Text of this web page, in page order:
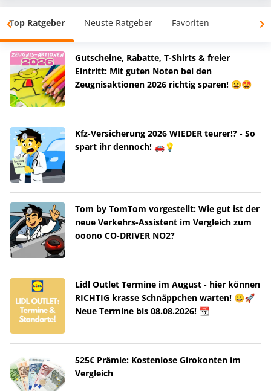
Top Ratgeber Neuste Ratgeber Favoriten
Gutscheine, Rabatte, T-Shirts & freier
Eintritt: Mit guten Noten bei den
Zeugnisaktionen 2026 richtig sparen! 😀🤩
Kfz-Versicherung 2026 WIEDER teurer!? - So
spart ihr dennoch! 🚗💡
Tom by TomTom vorgestellt: Wie gut ist der
neue Verkehrs-Assistent im Vergleich zum
ooono CO-DRIVER NO2?
Lidl Outlet Termine im August - hier können
RICHTIG krasse Schnäppchen warten! 😀🚀
Neue Termine bis 08.08.2026! 📆
525€ Prämie: Kostenlose Girokonten im
Vergleich